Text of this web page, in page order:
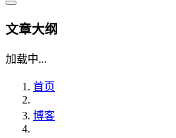
文章大纲
加载中...
首页
博客